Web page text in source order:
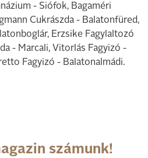
- Siófok, Bagaméri
Cukrászda - Balatonfüred,
Erzsike Fagylaltozó
- Marcali, Vitorlás Fagyizó -
Fagyizó - Balatonalmádi.
számunk!